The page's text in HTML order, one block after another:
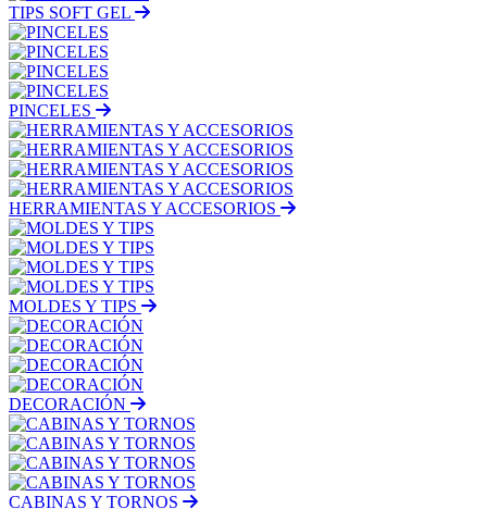
TIPS SOFT GEL
PINCELES
HERRAMIENTAS Y ACCESORIOS
MOLDES Y TIPS
DECORACIÓN
CABINAS Y TORNOS